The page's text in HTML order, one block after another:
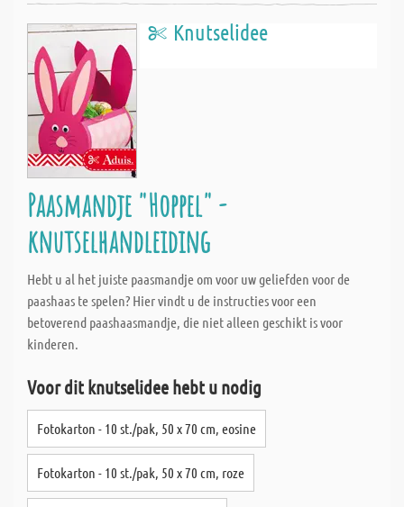
Knutselidee
Paasmandje "Hoppel" -
knutselhandleiding
Hebt u al het juiste paasmandje om voor uw geliefden voor de
paashaas te spelen? Hier vindt u de instructies voor een
betoverend paashaasmandje, die niet alleen geschikt is voor
kinderen.
Voor dit knutselidee hebt u nodig
Fotokarton - 10 st./pak, 50 x 70 cm, eosine
Fotokarton - 10 st./pak, 50 x 70 cm, roze